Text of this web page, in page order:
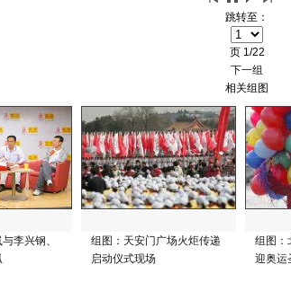
跳转至：
页 1/22
下一组
相关组图
李兴钢、
组图：天安门广场火炬传递
启动仪式现场
组图：
迎奥运